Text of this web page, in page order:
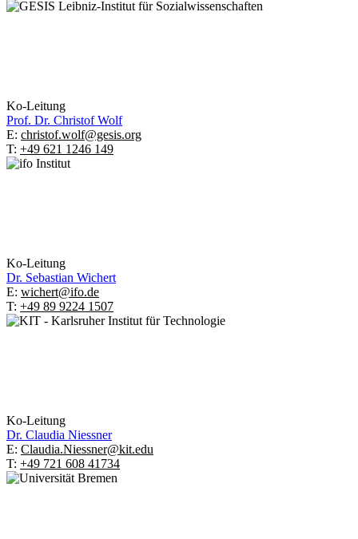
Ko-Leitung
Prof. Dr. Christof Wolf
E: christof.wolf@gesis.org
T: +49 621 1246 149
Ko-Leitung
Dr. Sebastian Wichert
E: wichert@ifo.de
T: +49 89 9224 1507
Ko-Leitung
Dr. Claudia Niessner
E: Claudia.Niessner@kit.edu
T: +49 721 608 41734